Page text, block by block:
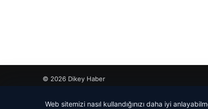
© 2026 Dikey Haber
Web sitemizi nasıl kullandığınızı daha iyi